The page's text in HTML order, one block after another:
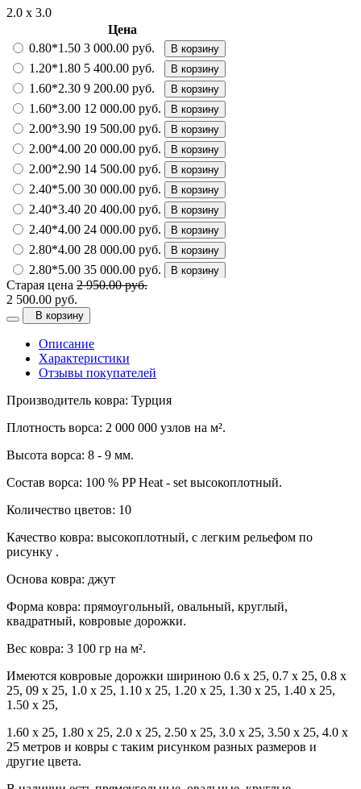
2.0 х 3.0
Цена
0.80*1.50 3 000.00 руб. В корзину
1.20*1.80 5 400.00 руб. В корзину
1.60*2.30 9 200.00 руб. В корзину
1.60*3.00 12 000.00 руб. В корзину
2.00*3.90 19 500.00 руб. В корзину
2.00*4.00 20 000.00 руб. В корзину
2.00*2.90 14 500.00 руб. В корзину
2.40*5.00 30 000.00 руб. В корзину
2.40*3.40 20 400.00 руб. В корзину
2.40*4.00 24 000.00 руб. В корзину
2.80*4.00 28 000.00 руб. В корзину
2.80*5.00 35 000.00 руб. В корзину
4.00*5.00 50 000.00 руб.
Старая цена 2 950.00 руб.
2 500.00 руб.
В корзину
Описание
Характеристики
Отзывы покупателей
Производитель ковра: Турция
Плотность ворса: 2 000 000 узлов на м².
Высота ворса: 8 - 9 мм.
Состав ворса: 100 % PP Heat - set высокоплотный.
Количество цветов: 10
Качество ковра: высокоплотный, с легким рельефом по
рисунку .
Основа ковра: джут
Форма ковра: прямоугольный, овальный, круглый,
квадратный, ковровые дорожки.
Вес ковра: 3 100 гр на м².
Имеются ковровые дорожки шириною 0.6 x 25, 0.7 x 25, 0.8 x
25, 09 x 25, 1.0 x 25, 1.10 x 25, 1.20 x 25, 1.30 x 25, 1.40 x 25,
1.50 x 25,
1.60 x 25, 1.80 x 25, 2.0 x 25, 2.50 x 25, 3.0 x 25, 3.50 x 25, 4.0 x
25 метров и ковры с таким рисунком разных размеров и
другие цвета.